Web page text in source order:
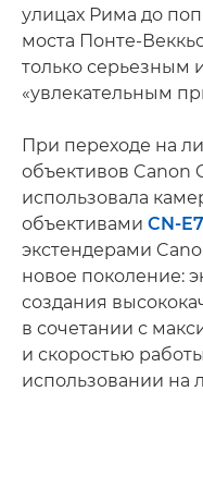
улицах Рима до
моста Понте-
только серьезным
«увлекательным
При переходе на
объективов Canon
использовала
объективами CN-
экстендерами
новое поколение:
создания
в сочетании с
и скоростью
использовании на